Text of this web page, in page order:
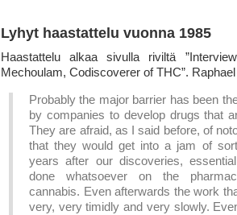
Lyhyt haastattelu vuonna 1985
Haastattelu alkaa sivulla riviltä
Mechoulam, Codiscoverer of THC”.
Probably the major barrier has been
by companies to develop drugs that
They are afraid, as I said before, of
that they would get into a jam of
years after our discoveries,
done whatsoever on the
cannabis. Even afterwards the work
very, very timidly and very slowly.